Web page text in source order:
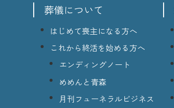
葬儀について
はじめて喪主になる方へ
これから終活を始める方へ
エンディングノート
めめんと青森
月刊フューネラルビジネス